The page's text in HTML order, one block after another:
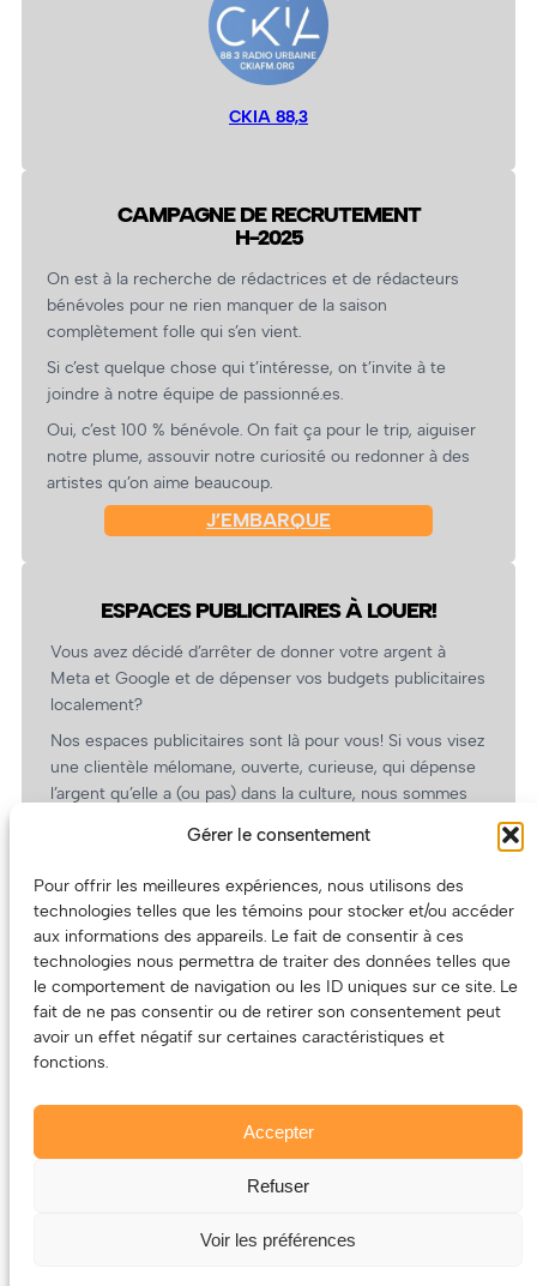
Gérer le consentement
Pour offrir les meilleures expériences, nous utilisons des
technologies telles que les témoins pour stocker et/ou accéder
aux informations des appareils. Le fait de consentir à ces
technologies nous permettra de traiter des données telles que
le comportement de navigation ou les ID uniques sur ce site. Le
fait de ne pas consentir ou de retirer son consentement peut
avoir un effet négatif sur certaines caractéristiques et
fonctions.
Accepter
Refuser
Voir les préférences
CKIA 88,3
CAMPAGNE DE RECRUTEMENT
H-2025
On est à la recherche de rédactrices et de rédacteurs
bénévoles pour ne rien manquer de la saison
complètement folle qui s’en vient.
Si c’est quelque chose qui t’intéresse, on t’invite à te
joindre à notre équipe de passionné.es.
Oui, c’est 100 % bénévole. On fait ça pour le trip, aiguiser
notre plume, assouvir notre curiosité ou redonner à des
artistes qu’on aime beaucoup.
J’EMBARQUE
ESPACES PUBLICITAIRES À LOUER!
Vous avez décidé d’arrêter de donner votre argent à
Meta et Google et de dépenser vos budgets publicitaires
localement?
Nos espaces publicitaires sont là pour vous! Si vous visez
une clientèle mélomane, ouverte, curieuse, qui dépense
l’argent qu’elle a (ou pas) dans la culture, nous sommes
revient.
(Oui, on va avoir des tarifs spéciaux pour vous, les
artistes!)
Le contenu (texte et photos) appartient à ses créatrices et